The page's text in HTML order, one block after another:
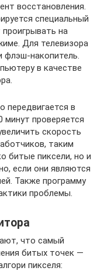
восстановления.
специальный
на
Для телевизора
флэш-накопитель.
в качестве
передвигается в
минут проверяется
скорость
таким
битые пиксели, но и
если они являются
Также программу
проблемы.
что самый
битых точек —
пикселя: